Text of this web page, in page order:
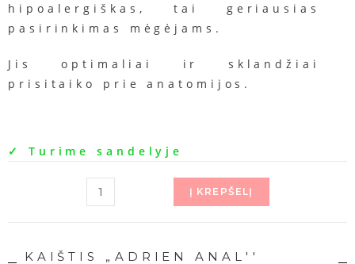
hipoalergiškas, tai geriausias
pasirinkimas mėgėjams.
Jis optimaliai ir sklandžiai
prisitaiko prie anatomijos.
✓ Turime sandelyje
Į KREPŠELĮ
KAIŠTIS „ADRIEN ANAL''